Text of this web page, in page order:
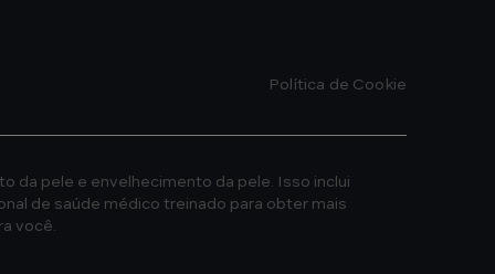
Política de Cookie
da pele e envelhecimento da pele. Isso inclui
de saúde médico treinado para obter mais
você.